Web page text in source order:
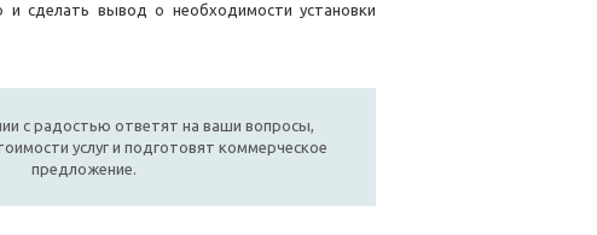
и сделать вывод о необходимости установки
с радостью ответят на ваши вопросы,
услуг и подготовят коммерческое
предложение.